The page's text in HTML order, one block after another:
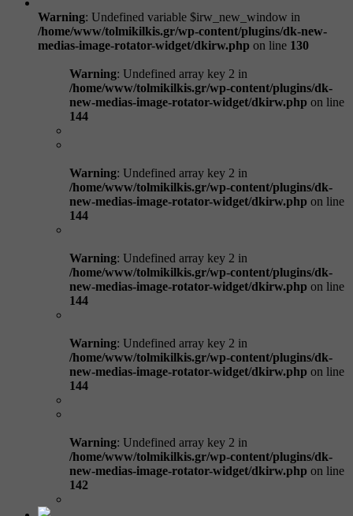
Warning: Undefined variable $irw_new_window in
/home/www/tolmikilkis.gr/wp-content/plugins/dk-new-
medias-image-rotator-widget/dkirw.php on line 130
Warning: Undefined array key 2 in
/home/www/tolmikilkis.gr/wp-content/plugins/dk-
new-medias-image-rotator-widget/dkirw.php on line
144
Warning: Undefined array key 2 in
/home/www/tolmikilkis.gr/wp-content/plugins/dk-
new-medias-image-rotator-widget/dkirw.php on line
144
Warning: Undefined array key 2 in
/home/www/tolmikilkis.gr/wp-content/plugins/dk-
new-medias-image-rotator-widget/dkirw.php on line
144
Warning: Undefined array key 2 in
/home/www/tolmikilkis.gr/wp-content/plugins/dk-
new-medias-image-rotator-widget/dkirw.php on line
144
Warning: Undefined array key 2 in
/home/www/tolmikilkis.gr/wp-content/plugins/dk-
new-medias-image-rotator-widget/dkirw.php on line
142